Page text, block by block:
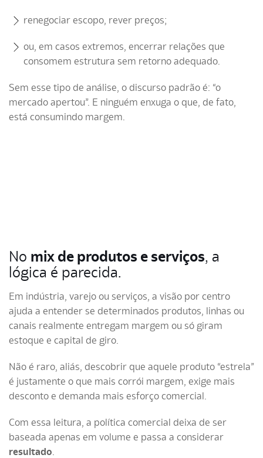
renegociar escopo, rever preços;
ou, em casos extremos, encerrar relações que
consomem estrutura sem retorno adequado.
Sem esse tipo de análise, o discurso padrão é: “o
mercado apertou”. E ninguém enxuga o que, de fato,
está consumindo margem.
No mix de produtos e serviços, a
lógica é parecida.
Em indústria, varejo ou serviços, a visão por centro
ajuda a entender se determinados produtos, linhas ou
canais realmente entregam margem ou só giram
estoque e capital de giro.
Não é raro, aliás, descobrir que aquele produto “estrela”
é justamente o que mais corrói margem, exige mais
desconto e demanda mais esforço comercial.
Com essa leitura, a política comercial deixa de ser
baseada apenas em volume e passa a considerar
resultado